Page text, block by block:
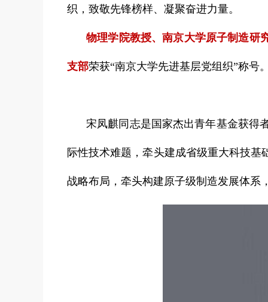
织，致敬先锋榜样、凝聚奋进力量。
物理学院教授、南京大学原子制造研
支部荣获“南京大学先进基层党组织”称号
宋凤麒同志是国家杰出青年基金获得
际性技术难题，牵头建成省级重大科技
战略布局，牵头构建原子级制造发展体系